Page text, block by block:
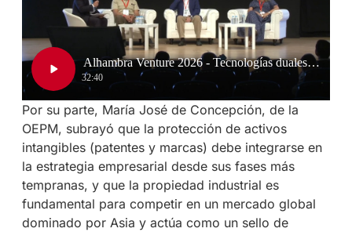
Por su parte, María José de Concepción, de la
OEPM, subrayó que la protección de activos
intangibles (patentes y marcas) debe integrarse en
la estrategia empresarial desde sus fases más
tempranas, y que la propiedad industrial es
fundamental para competir en un mercado global
dominado por Asia y actúa como un sello de